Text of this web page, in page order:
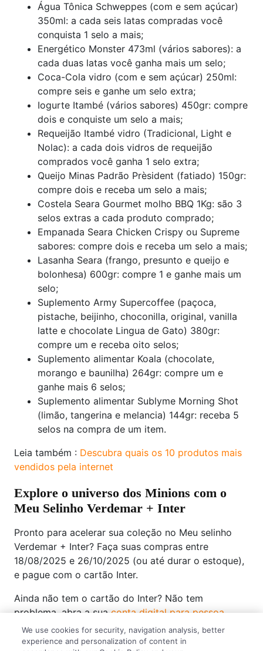
Água Tônica Schweppes (com e sem açúcar)
350ml: a cada seis latas compradas você
conquista 1 selo a mais;
Energético Monster 473ml (vários sabores): a
cada duas latas você ganha mais um selo;
Coca-Cola vidro (com e sem açúcar) 250ml:
compre seis e ganhe um selo extra;
Iogurte Itambé (vários sabores) 450gr: compre
dois e conquiste um selo a mais;
Requeijão Itambé vidro (Tradicional, Light e
Nolac): a cada dois vidros de requeijão
comprados você ganha 1 selo extra;
Queijo Minas Padrão Prèsident (fatiado) 150gr:
compre dois e receba um selo a mais;
Costela Seara Gourmet molho BBQ 1Kg: são 3
selos extras a cada produto comprado;
Empanada Seara Chicken Crispy ou Supreme
sabores: compre dois e receba um selo a mais;
Lasanha Seara (frango, presunto e queijo e
bolonhesa) 600gr: compre 1 e ganhe mais um
selo;
Suplemento Army Supercoffee (paçoca,
pistache, beijinho, choconilla, original, vanilla
latte e chocolate Lingua de Gato) 380gr:
compre um e receba oito selos;
Suplemento alimentar Koala (chocolate,
morango e baunilha) 264gr: compre um e
ganhe mais 6 selos;
Suplemento alimentar Sublyme Morning Shot
(limão, tangerina e melancia) 144gr: receba 5
selos na compra de um item.
Leia também : Descubra quais os 10 produtos mais
vendidos pela internet
Explore o universo dos Minions com o
Meu Selinho Verdemar + Inter
Pronto para acelerar sua coleção no Meu selinho
Verdemar + Inter? Faça suas compras entre
18/08/2025 e 26/10/2025 (ou até durar o estoque),
e pague com o cartão Inter.
Ainda não tem o cartão do Inter? Não tem
problema, abra a suaconta digital para pessoa
físicae comece logo as suas compras, as pelúcias
estão esperando!
We use cookies for security, navigation analysis, better
experience and personalization of content in